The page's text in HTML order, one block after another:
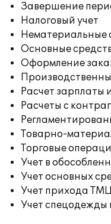
Завершение
Налоговый учет
Нематериальные
Основные
Оформление
Расчет зарплаты
Расчеты с
Товарно-
Торговые
Учет в
Учет основных
Учет прихода
Учет спецодежды